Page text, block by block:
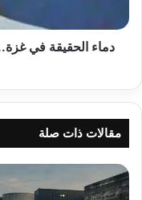
بمحاكمة
الاحتلال
مقالات ذات صلة